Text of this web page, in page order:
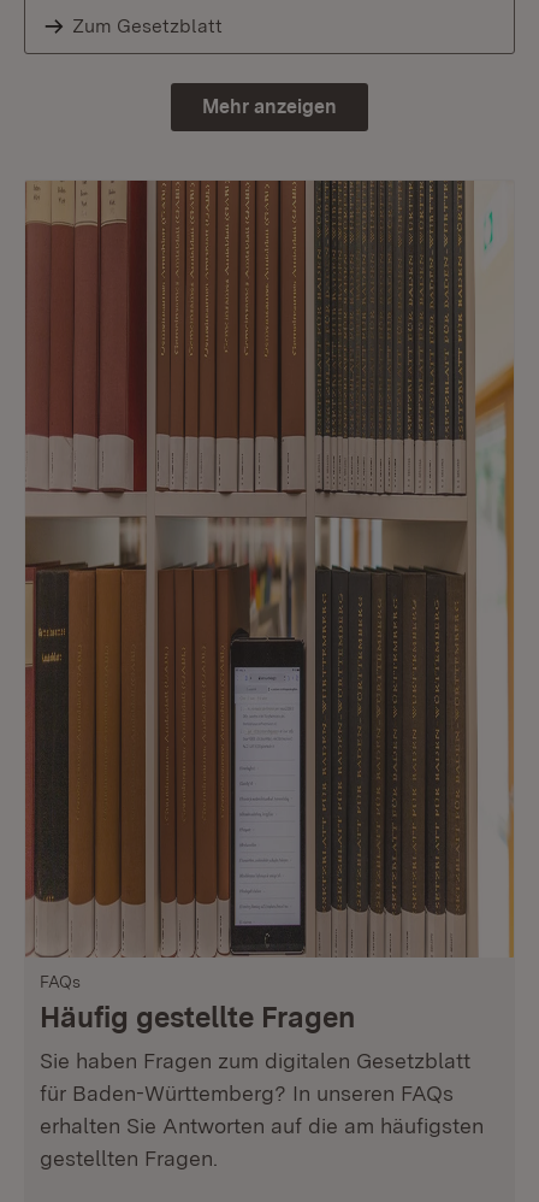
Zum Gesetzblatt
Mehr anzeigen
FAQs
Häufig gestellte Fragen
Sie haben Fragen zum digitalen Gesetzblatt
für Baden-Württemberg? In unseren FAQs
erhalten Sie Antworten auf die am häufigsten
gestellten Fragen.